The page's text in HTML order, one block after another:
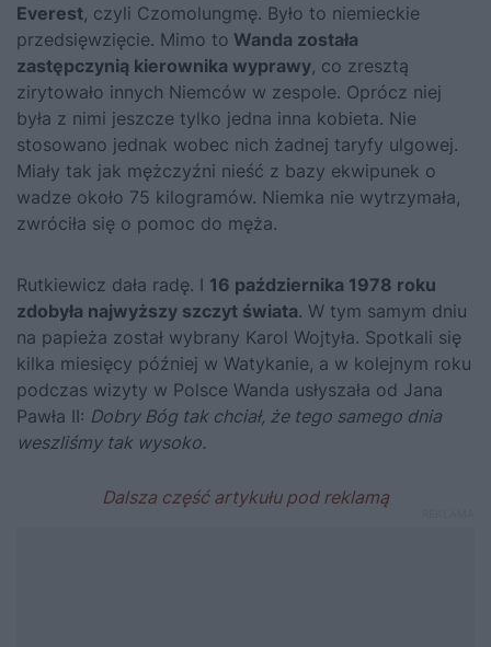
Everest, czyli Czomolungmę. Było to niemieckie
przedsięwzięcie. Mimo to Wanda została
zastępczynią kierownika wyprawy, co zresztą
zirytowało innych Niemców w zespole. Oprócz niej
była z nimi jeszcze tylko jedna inna kobieta. Nie
stosowano jednak wobec nich żadnej taryfy ulgowej.
Miały tak jak mężczyźni nieść z bazy ekwipunek o
wadze około 75 kilogramów. Niemka nie wytrzymała,
zwróciła się o pomoc do męża.
Rutkiewicz dała radę. I 16 października 1978 roku
zdobyła najwyższy szczyt świata. W tym samym dniu
na papieża został wybrany Karol Wojtyła. Spotkali się
kilka miesięcy później w Watykanie, a w kolejnym roku
podczas wizyty w Polsce Wanda usłyszała od Jana
Pawła II: Dobry Bóg tak chciał, że tego samego dnia
weszliśmy tak wysoko.